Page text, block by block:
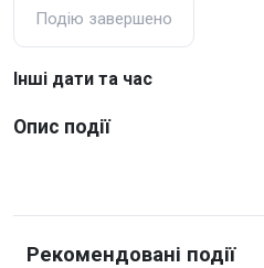
Подію завершено
Інші дати та час
Опис події
Рекомендовані події